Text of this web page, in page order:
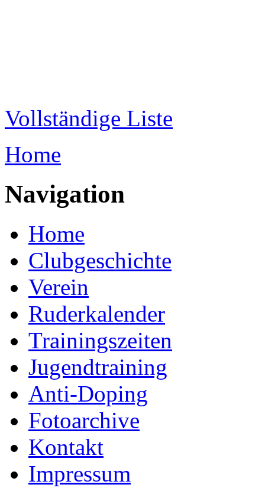
Vollständige Liste
Sie sind hier
Home
Navigation
Home
Clubgeschichte
Verein
Ruderkalender
Trainingszeiten
Jugendtraining
Anti-Doping
Fotoarchive
Kontakt
Impressum